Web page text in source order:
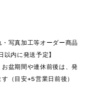
・写真加工等オーダー商品
内に発送予定】
盆期間や連休前後は、発
（目安+5営業日前後）